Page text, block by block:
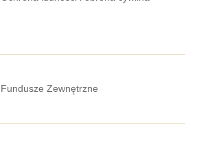
Fundusze Zewnętrzne